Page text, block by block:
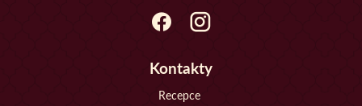
Kontakty
Recepce